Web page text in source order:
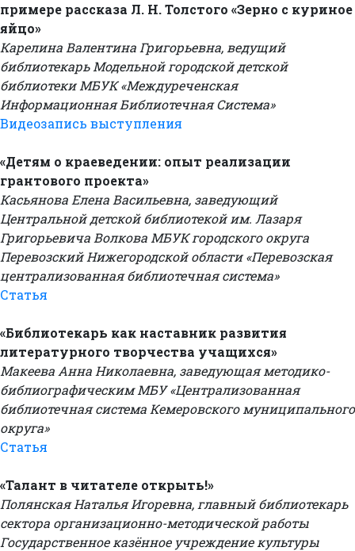
примере рассказа Л. Н. Толстого «Зерно с куриное
яйцо»
Карелина Валентина Григорьевна, ведущий
библиотекарь Модельной городской детской
библиотеки МБУК «Междуреченская
Информационная Библиотечная Система»
Видеозапись выступления
«Детям о краеведении: опыт реализации
грантового проекта»
Касьянова Елена Васильевна, заведующий
Центральной детской библиотекой им. Лазаря
Григорьевича Волкова МБУК городского округа
Перевозский Нижегородской области «Перевозская
централизованная библиотечная система»
Статья
«Библиотекарь как наставник развития
литературного творчества учащихся»
Макеева Анна Николаевна, заведующая методико-
библиографическим МБУ «Централизованная
библиотечная система Кемеровского муниципального
округа»
Статья
«Талант в читателе открыть!»
Полянская Наталья Игоревна, главный библиотекарь
сектора организационно-методической работы
Государственное казённое учреждение культуры